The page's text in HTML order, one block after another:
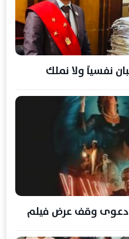
نفسياً ولا نملك
دعوى وقف عرض فيلم